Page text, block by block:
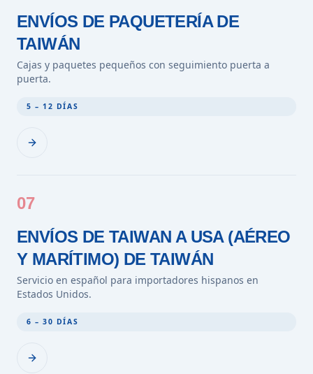
ENVÍOS DE PAQUETERÍA DE
TAIWÁN
Cajas y paquetes pequeños con seguimiento puerta a
puerta.
5 – 12 DÍAS
07
ENVÍOS DE TAIWAN A USA (AÉREO
Y MARÍTIMO) DE TAIWÁN
Servicio en español para importadores hispanos en
Estados Unidos.
6 – 30 DÍAS